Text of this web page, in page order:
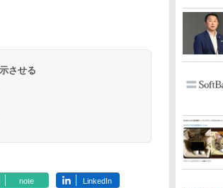
させる
note LinkedIn